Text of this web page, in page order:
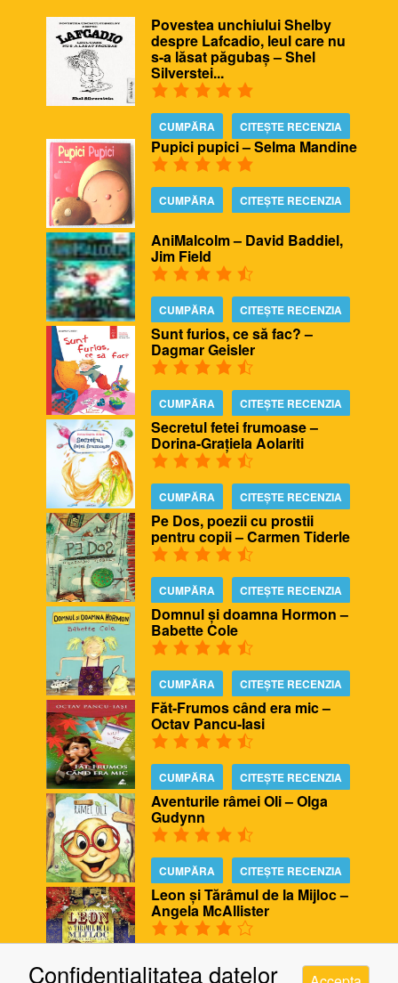
Povestea unchiului Shelby
despre Lafcadio, leul care nu
s-a lăsat păgubaș – Shel
Silverstei...
CUMPĂRA CITEȘTE RECENZIA
Pupici pupici – Selma Mandine
CUMPĂRA CITEȘTE RECENZIA
AniMalcolm – David Baddiel,
Jim Field
CUMPĂRA CITEȘTE RECENZIA
Sunt furios, ce să fac? –
Dagmar Geisler
CUMPĂRA CITEȘTE RECENZIA
Secretul fetei frumoase –
Dorina-Grațiela Aolariti
CUMPĂRA CITEȘTE RECENZIA
Pe Dos, poezii cu prostii
pentru copii – Carmen Tiderle
CUMPĂRA CITEȘTE RECENZIA
Domnul și doamna Hormon –
Babette Cole
CUMPĂRA CITEȘTE RECENZIA
Făt-Frumos când era mic –
Octav Pancu-Iasi
CUMPĂRA CITEȘTE RECENZIA
Aventurile râmei Oli – Olga
Gudynn
CUMPĂRA CITEȘTE RECENZIA
Leon și Tărâmul de la Mijloc –
Angela McAllister
CUMPĂRA CITEȘTE RECENZIA
Confidentialitatea datelor